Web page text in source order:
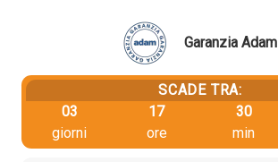
Garanzia Adam
SCADE TRA:
03
giorni
17
ore
30
min